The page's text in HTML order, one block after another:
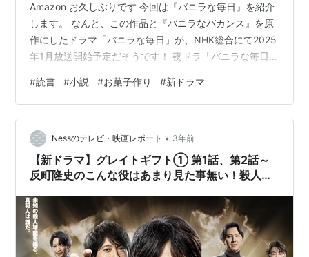
Amazon お久しぶりです 今回は『バニラな毎日』を紹介
します。 なんと、この作品と『バニラなバカンス』を原
作にしたドラマ「バニラな毎日」が、NHK総合にて2025
年1月放送開始予定だそうです！ 夜ドラ「バニラな毎日」
NHK ちょうどよいタイミングでブログに書くことができ
て嬉しいです（笑） 5年間営んできた洋菓子店「パティ
スリー・ブランシュ」を閉店することになった主人公・
白井のもとに、常連客だったマダムの佐渡谷が訪れる。
佐渡谷は、店舗の次の契約者が決まるまで、厨房を貸し
てほしいとお…
#読書 #小説 #お菓子作り #新ドラマ
Nessのテレビ・映画レポート • 3年前
【新ドラマ】グレイトギフト① 第1話、第2話～
反町隆史のこんな役はあまり見た事無い！殺人球